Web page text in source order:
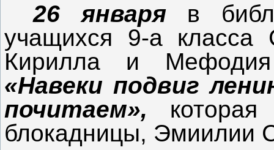
26 январяв
учащихся 9-а класса
Кирилла и
«Навеки подвиг
почитаем»,
блокадницы, Эмиилии